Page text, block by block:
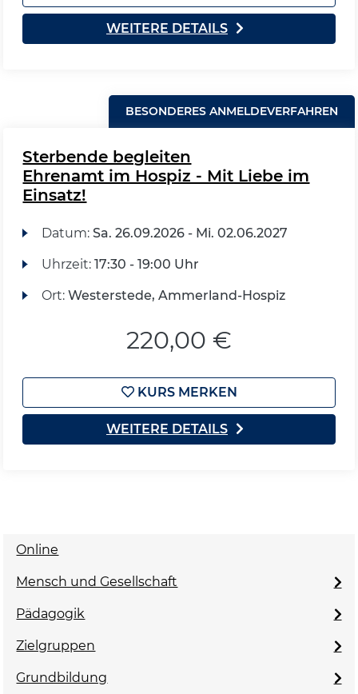
WEITERE DETAILS
BESONDERES ANMELDEVERFAHREN
Sterbende begleiten
Ehrenamt im Hospiz - Mit Liebe im
Einsatz!
Datum: Sa. 26.09.2026 - Mi. 02.06.2027
Uhrzeit: 17:30 - 19:00 Uhr
Ort: Westerstede, Ammerland-Hospiz
220,00 €
KURS MERKEN
WEITERE DETAILS
Online
Mensch und Gesellschaft
Pädagogik
Zielgruppen
Grundbildung